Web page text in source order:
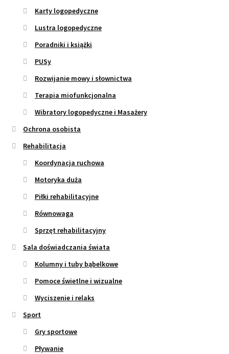
Karty logopedyczne
Lustra logopedyczne
Poradniki i książki
PUSy
Rozwijanie mowy i słownictwa
Terapia miofunkcjonalna
Wibratory logopedyczne i Masażery
Ochrona osobista
Rehabilitacja
Koordynacja ruchowa
Motoryka duża
Piłki rehabilitacyjne
Równowaga
Sprzęt rehabilitacyjny
Sala doświadczania świata
Kolumny i tuby bąbelkowe
Pomoce świetlne i wizualne
Wyciszenie i relaks
Sport
Gry sportowe
Pływanie